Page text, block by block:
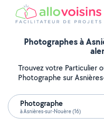
Photographes à
Trouvez votre Particulier
Photographe sur
Photographe
à Asnières-sur-Nouère (16)